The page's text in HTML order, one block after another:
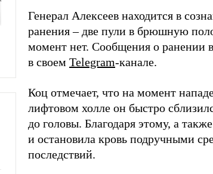
Генерал Алексеев находится в
ранения – две пули в брюшную
момент нет. Сообщения о ранении
в своем Telegram-канале.
Коц отмечает, что на момент
лифтовом холле он быстро
до головы. Благодаря этому, а
и остановила кровь подручными
последствий.